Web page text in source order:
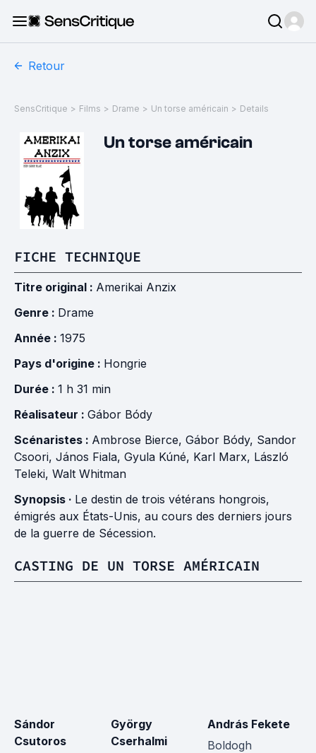
Retour
SensCritique > Films > Drame > Un torse américain > Details
Un torse américain
FICHE TECHNIQUE
Titre original : Amerikai Anzix
Genre : Drame
Année : 1975
Pays d'origine : Hongrie
Durée : 1 h 31 min
Réalisateur : Gábor Bódy
Scénaristes : Ambrose Bierce, Gábor Bódy, Sandor
Csoori, János Fiala, Gyula Kúné, Karl Marx, László
Teleki, Walt Whitman
Synopsis · Le destin de trois vétérans hongrois,
émigrés aux États-Unis, au cours des derniers jours
de la guerre de Sécession.
CASTING DE UN TORSE AMÉRICAIN
Sándor
Csutoros
György
Cserhalmi
András Fekete
Boldogh